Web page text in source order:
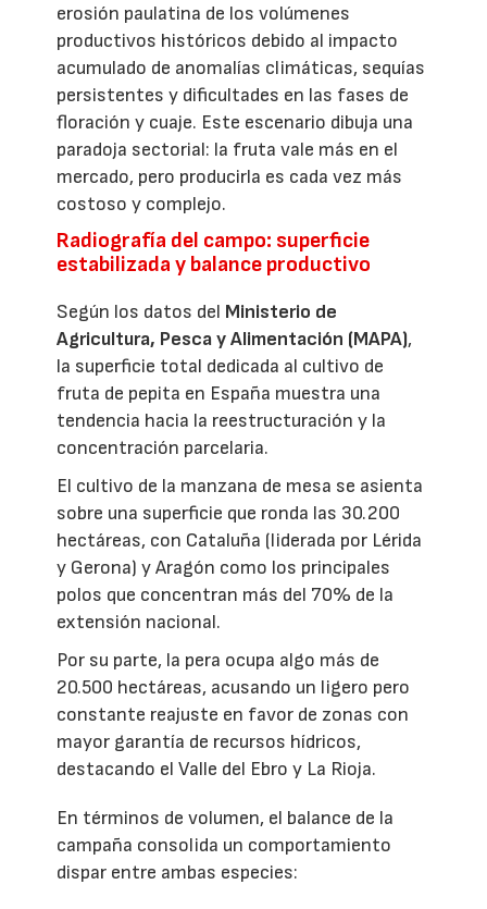
erosión paulatina de los volúmenes
productivos históricos debido al impacto
acumulado de anomalías climáticas, sequías
persistentes y dificultades en las fases de
floración y cuaje. Este escenario dibuja una
paradoja sectorial: la fruta vale más en el
mercado, pero producirla es cada vez más
costoso y complejo.
Radiografía del campo: superficie
estabilizada y balance productivo
Según los datos del Ministerio de
Agricultura, Pesca y Alimentación (MAPA),
la superficie total dedicada al cultivo de
fruta de pepita en España muestra una
tendencia hacia la reestructuración y la
concentración parcelaria.
El cultivo de la manzana de mesa se asienta
sobre una superficie que ronda las 30.200
hectáreas, con Cataluña (liderada por Lérida
y Gerona) y Aragón como los principales
polos que concentran más del 70% de la
extensión nacional.
Por su parte, la pera ocupa algo más de
20.500 hectáreas, acusando un ligero pero
constante reajuste en favor de zonas con
mayor garantía de recursos hídricos,
destacando el Valle del Ebro y La Rioja.
En términos de volumen, el balance de la
campaña consolida un comportamiento
dispar entre ambas especies: